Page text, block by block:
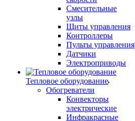
Смесительные
узлы
Щиты управления
Контроллеры
Пульты управления
Датчики
Электроприводы
Тепловое оборудование
Обогреватели
Конвекторы
электрические
Инфракрасные